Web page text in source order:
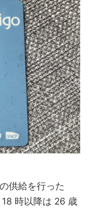
供給を行った
時以降は 26 歳